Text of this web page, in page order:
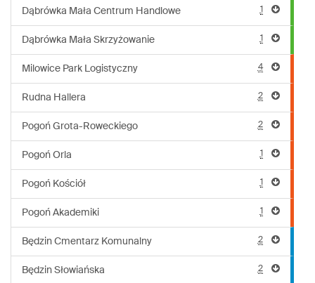
Dąbrówka Mała Centrum Handlowe 1
Dąbrówka Mała Skrzyżowanie 1
Milowice Park Logistyczny 4
Rudna Hallera 2
Pogoń Grota-Roweckiego 2
Pogoń Orla 1
Pogoń Kościół 1
Pogoń Akademiki 1
Będzin Cmentarz Komunalny 2
Będzin Słowiańska 2